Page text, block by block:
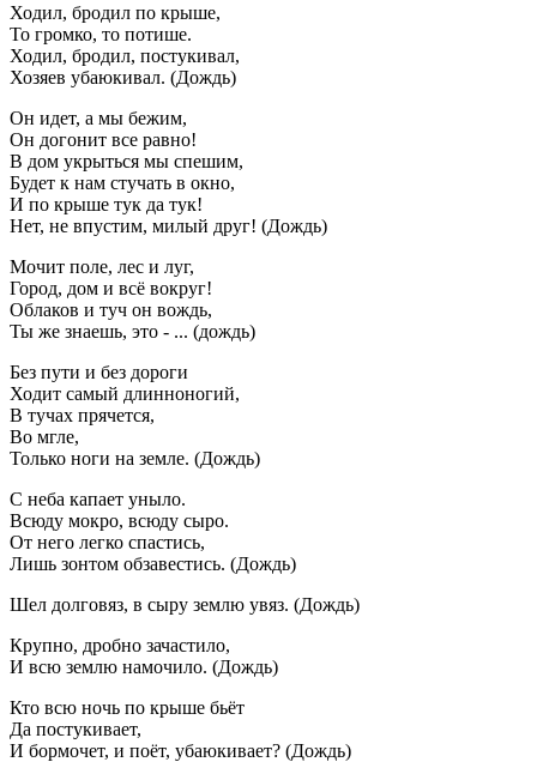
Ходил, бродил по крыше,
То громко, то потише.
Ходил, бродил, постукивал,
Хозяев убаюкивал. (Дождь)
Он идет, а мы бежим,
Он догонит все равно!
В дом укрыться мы спешим,
Будет к нам стучать в окно,
И по крыше тук да тук!
Нет, не впустим, милый друг! (Дождь)
Мочит поле, лес и луг,
Город, дом и всё вокруг!
Облаков и туч он вождь,
Ты же знаешь, это - ... (дождь)
Без пути и без дороги
Ходит самый длинноногий,
В тучах прячется,
Во мгле,
Только ноги на земле. (Дождь)
С неба капает уныло.
Всюду мокро, всюду сыро.
От него легко спастись,
Лишь зонтом обзавестись. (Дождь)
Шел долговяз, в сыру землю увяз. (Дождь)
Крупно, дробно зачастило,
И всю землю намочило. (Дождь)
Кто всю ночь по крыше бьёт
Да постукивает,
И бормочет, и поёт, убаюкивает? (Дождь)